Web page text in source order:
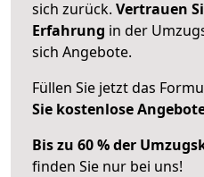
sich zurück. Vertrauen
Erfahrung in der
sich Angebote.
Füllen Sie jetzt das
Sie kostenlose
Bis zu 60 % der
finden Sie nur bei uns!